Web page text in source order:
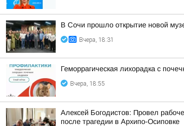
В Сочи прошло открытие новой
Вчера, 18:31
Геморрагическая лихорадка с
Вчера, 18:55
Алексей Богодистов: Провел
после трагедии в Архипо-Осиповке